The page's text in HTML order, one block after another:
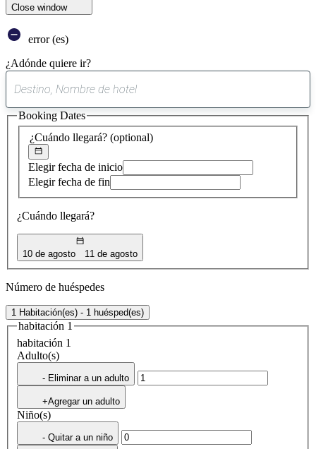
Close window
error (es)
¿Adónde quiere ir?
sugerencia
encontrada
¿Cuándo llegará? (optional)
Elegir fecha de inicio
Elegir fecha de fin
¿Cuándo llegará?
10 de agosto 11 de agosto
Booking Dates
Número de huéspedes
1 Habitación(es) - 1 huésped(es)
habitación 1
habitación 1
Adulto(s)
- Eliminar a un adulto
+Agregar un adulto
Niño(s)
- Quitar a un niño